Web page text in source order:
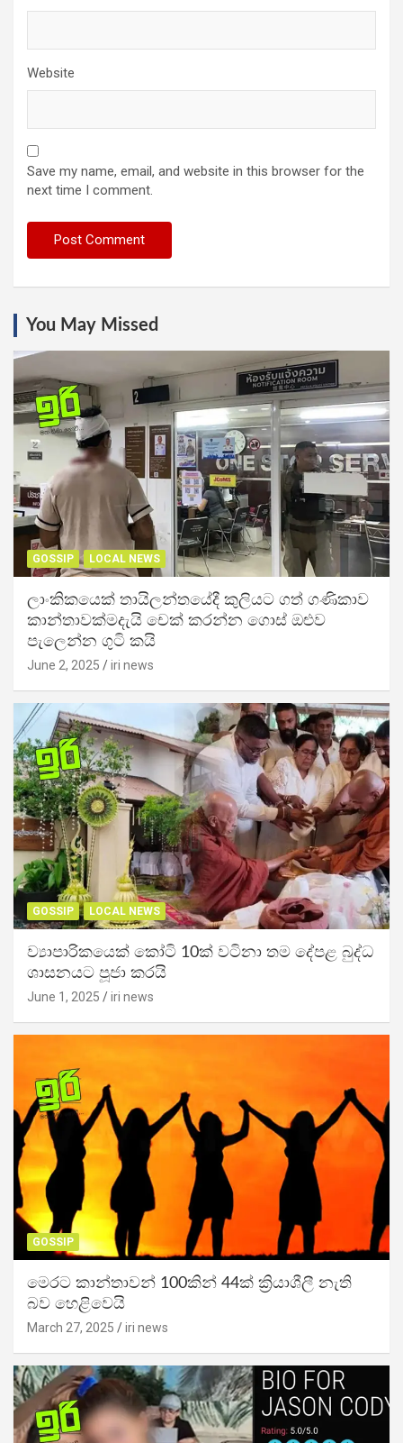
Website
Save my name, email, and website in this browser for the
next time I comment.
You May Missed
GOSSIP LOCAL NEWS
ලාංකිකයෙක් තායිලන්තයේදී කුලියට ගත් ගණිකාව
කාන්තාවක්මදැයි චෙක් කරන්න ගොස් ඔළුව
පැලෙන්න ගුටි කයි
June 2, 2025 iri news
GOSSIP LOCAL NEWS
ව්‍යාපාරිකයෙක් කෝටි 10ක් වටිනා තම දේපළ බුද්ධ
ශාසනයට පූජා කරයි
June 1, 2025 iri news
GOSSIP
මෙරට කාන්තාවන් 100කින් 44ක් ක්‍රියාශීලී නැති
බව හෙළිවෙයි
March 27, 2025 iri news